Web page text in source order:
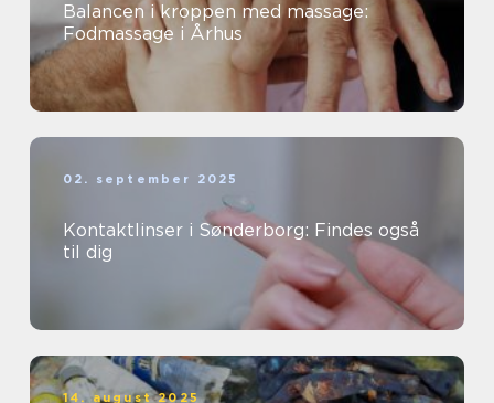
Balancen i kroppen med massage:
Fodmassage i Århus
02. september 2025
Kontaktlinser i Sønderborg: Findes også
til dig
14. august 2025